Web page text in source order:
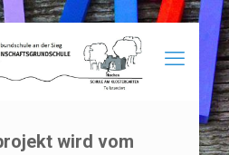
wird vom